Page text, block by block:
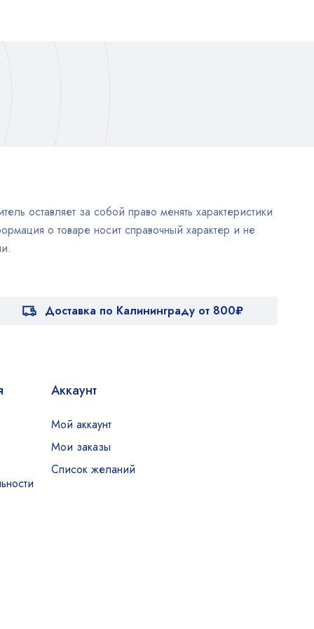
оставляет за собой право менять характеристики
о товаре носит справочный характер и не
Доставка по Калининграду от 800₽
Аккаунт
Мой аккаунт
Мои заказы
Список желаний